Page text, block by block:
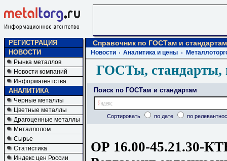
РЕГИСТРАЦИЯ
НОВОСТИ
Рынка металлов
Новости компаний
Информагентства
АНАЛИТИКА
Черные металлы
Цветные металлы
Драгоценные металлы
Металлолом
Сырье
Статистика
Индекс цен России
Справочник по ГОСТам и стандартам
Новости Аналитика и цены
ГОСТы, стандарты,
Поиск по ГОСТам и стандартам
Сортировать по дате по
ОР 16.00-45.21.30-